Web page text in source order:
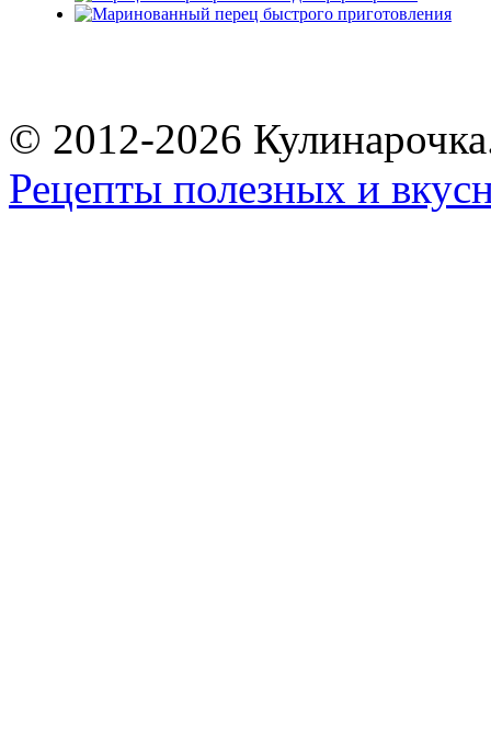
© 2012-2026
Рецепты полезных и